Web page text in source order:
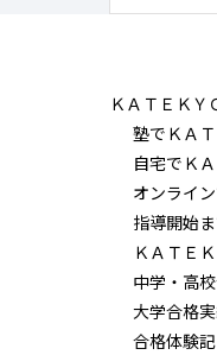
ＫＡＴＥＫＹ
塾でＫＡ
自宅でＫ
オンライ
指導開始
ＫＡＴＥ
中学・高
大学合格
合格体験記